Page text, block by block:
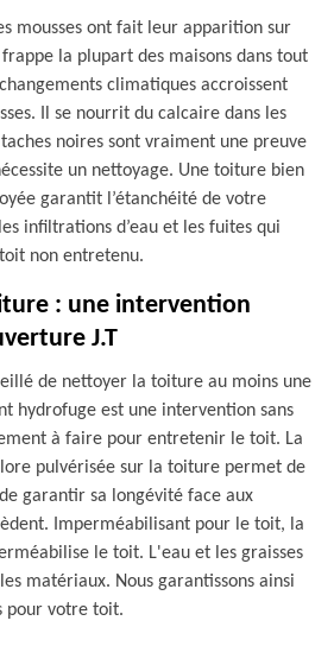
mousses ont fait leur apparition sur
la plupart des maisons dans tout
climatiques accroissent
Il se nourrit du calcaire dans les
noires sont vraiment une preuve
un nettoyage. Une toiture bien
garantit l’étanchéité de votre
infiltrations d’eau et les fuites qui
non entretenu.
: une intervention
J.T
de nettoyer la toiture au moins une
hydrofuge est une intervention sans
à faire pour entretenir le toit. La
pulvérisée sur la toiture permet de
garantir sa longévité face aux
Imperméabilisant pour le toit, la
le toit. L'eau et les graisses
matériaux. Nous garantissons ainsi
pour votre toit.